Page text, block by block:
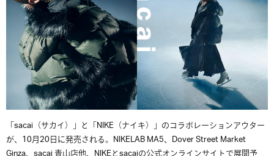
「sacai（サカイ）」と「NIKE（ナイキ）」のコラボレーションアウター
が、10月20日に発売される。NIKELAB MA5、Dover Street Market